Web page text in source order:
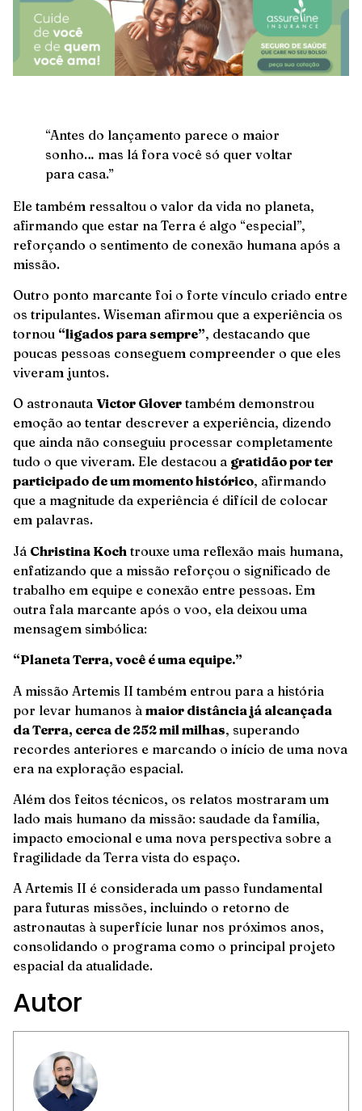
“Antes do lançamento parece o maior
sonho… mas lá fora você só quer voltar
para casa.”
Ele também ressaltou o valor da vida no planeta,
afirmando que estar na Terra é algo “especial”,
reforçando o sentimento de conexão humana após a
missão.
Outro ponto marcante foi o forte vínculo criado entre
os tripulantes. Wiseman afirmou que a experiência os
tornou “ligados para sempre”, destacando que
poucas pessoas conseguem compreender o que eles
viveram juntos.
O astronauta Victor Glover também demonstrou
emoção ao tentar descrever a experiência, dizendo
que ainda não conseguiu processar completamente
tudo o que viveram. Ele destacou a gratidão por ter
participado de um momento histórico, afirmando
que a magnitude da experiência é difícil de colocar
em palavras.
Já Christina Koch trouxe uma reflexão mais humana,
enfatizando que a missão reforçou o significado de
trabalho em equipe e conexão entre pessoas. Em
outra fala marcante após o voo, ela deixou uma
mensagem simbólica:
“Planeta Terra, você é uma equipe.”
A missão Artemis II também entrou para a história
por levar humanos à maior distância já alcançada
da Terra, cerca de 252 mil milhas, superando
recordes anteriores e marcando o início de uma nova
era na exploração espacial.
Além dos feitos técnicos, os relatos mostraram um
lado mais humano da missão: saudade da família,
impacto emocional e uma nova perspectiva sobre a
fragilidade da Terra vista do espaço.
A Artemis II é considerada um passo fundamental
para futuras missões, incluindo o retorno de
astronautas à superfície lunar nos próximos anos,
consolidando o programa como o principal projeto
espacial da atualidade.
Autor